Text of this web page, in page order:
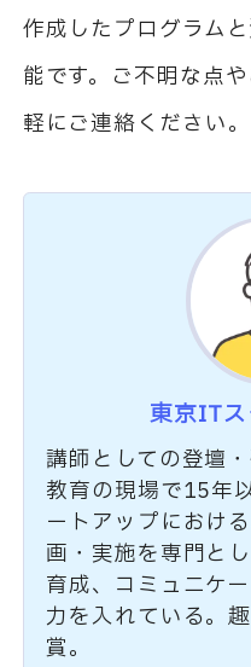
作成したプログラム
能です。ご不明な点
軽にご連絡ください。
東京IT
講師としての登壇
教育の現場で15年
ートアップにおけ
画・実施を専門と
育成、コミュニケ
力を入れている。
賞。